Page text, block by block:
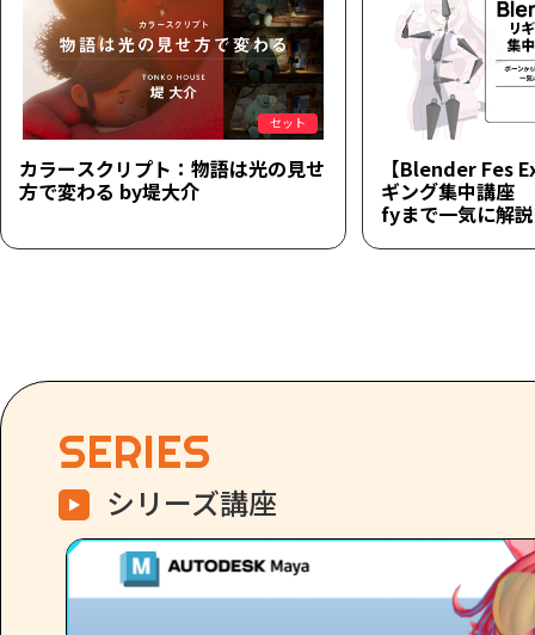
セット
カラースクリプト：物語は光の見せ
方で変わる by堤大介
【Blender Fes
ギング集中講座
fyまで一気に解
SERIES
シリーズ講座